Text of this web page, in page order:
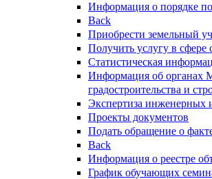
Информация о порядке
Back
Приобрести земельный
Получить услугу в сфере
Статистическая
Информация об органах
градостроительства и
Экспертиза инженерных
Проекты документов
Подать обращение о
Back
Информация о реестре
График обучающих